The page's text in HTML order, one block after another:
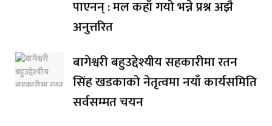
पाएनन् : मल कहाँ गयो भन्ने प्रश्न अझै
अनुत्तरित
बागेश्वरी बहुउद्देश्यीय सहकारीमा रतन
सिंह खडकाको नेतृत्वमा नयाँ कार्यसमिति
सर्वसम्मत चयन